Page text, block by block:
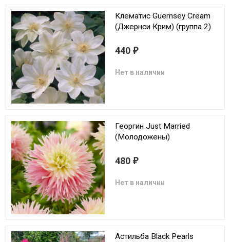
Клематис Guernsey Cream
(Джернси Крим) (группа 2)
440 ₽
Нет в наличии
Георгин Just Married
(Молодожены)
480 ₽
Нет в наличии
Астильба Black Pearls